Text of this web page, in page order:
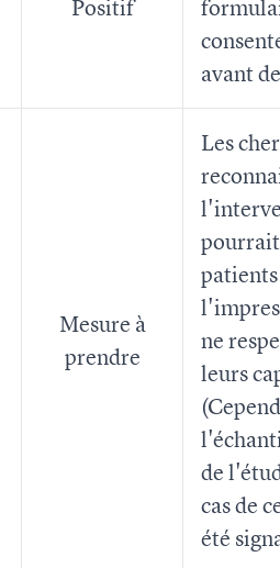
Positif
avant
Mesure à
prendre
Les
patients
ne
leurs
de
cas de
été